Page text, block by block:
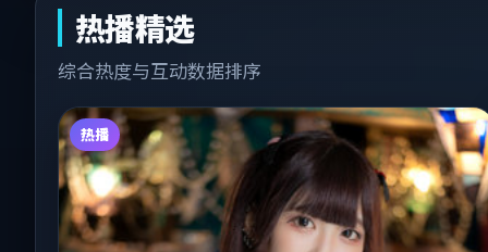
热播精选
综合热度与互动数据排序
热播